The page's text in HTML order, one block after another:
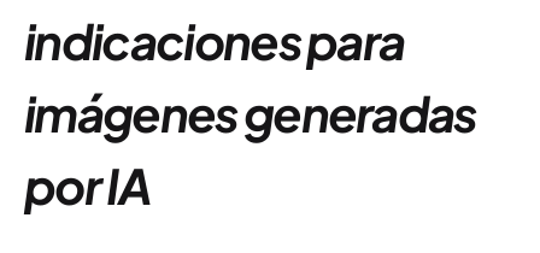
indicaciones para
imágenes generadas
por IA